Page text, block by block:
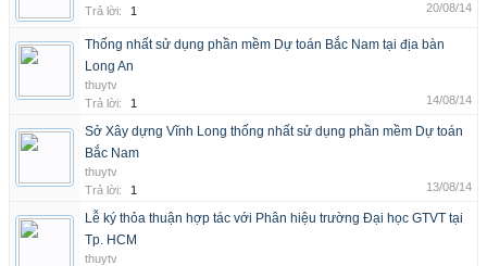
Trả lời:
1 20/08/14
Thống nhất sử dụng phần mềm Dự toán Bắc Nam tại địa bàn
Long An
thuytv
Trả lời:
1 14/08/14
Sở Xây dựng Vĩnh Long thống nhất sử dụng phần mềm Dự toán
Bắc Nam
thuytv
Trả lời:
1 13/08/14
Lễ ký thỏa thuận hợp tác với Phân hiệu trường Đại học GTVT tại
Tp. HCM
thuytv